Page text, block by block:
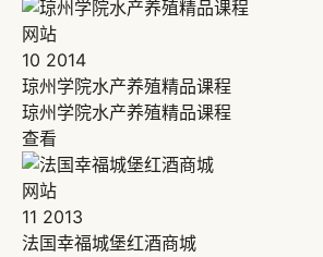
网站
10 2014
琼州学院水产养殖精品课程
琼州学院水产养殖精品课程
查看
网站
11 2013
法国幸福城堡红酒商城